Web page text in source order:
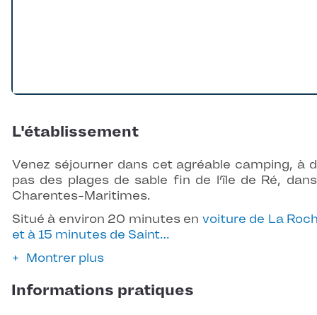
L'établissement
Venez séjourner dans cet agréable camping, à
pas des plages de sable fin de l’île de Ré,
Charentes-Maritimes.
Situé à environ 20 minutes en voiture de La
et à 15 minutes de Saint…
Montrer plus
Informations pratiques